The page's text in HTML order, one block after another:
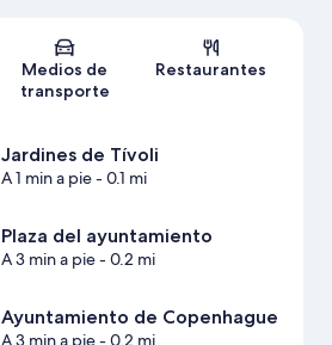
Sección del mapa
Medios de
transporte
Restaurantes
Jardines de Tívoli
A 1 min a pie- 0.1 mi
Plaza del ayuntamiento
A 3 min a pie- 0.2 mi
Ayuntamiento de Copenhague
A 3 min a pie- 0.2 mi